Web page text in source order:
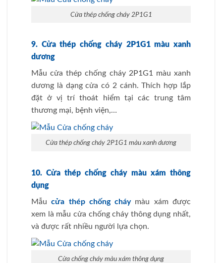
Cửa thép chống cháy 2P1G1
9. Cửa thép chống cháy 2P1G1 màu xanh
dương
Mẫu cửa thép chống cháy 2P1G1 màu xanh
dương là dạng cửa có 2 cánh. Thích hợp lắp
đặt ở vị trí thoát hiểm tại các trung tâm
thương mại, bệnh viện,…
Cửa thép chống cháy 2P1G1 màu xanh dương
10. Cửa thép chống cháy màu xám thông
dụng
Mẫucửa thép chống cháymàu xám được
xem là mẫu cửa chống cháy thông dụng nhất,
và được rất nhiều người lựa chọn.
Cửa chống cháy màu xám thông dụng